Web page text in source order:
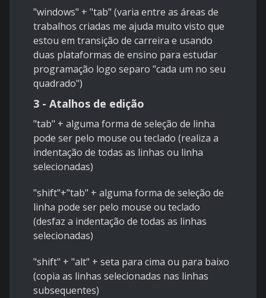
"windows" + "tab" (varia entre as áreas de
trabalhos criadas me ajuda muito visto que
estou em transição de carreira e usando
duas plataformas de ensino para estudar
programação logo separo "cada um no seu
quadrado")
3 - Atalhos de edição
"tab" + alguma forma de seleção de linha
pode ser pelo mouse ou teclado (realiza a
indentação de todas as linhas ou linha
selecionadas)
"shift"+"tab" + alguma forma de seleção de
linha pode ser pelo mouse ou teclado
(desfaz a indentação de todas as linhas
selecionadas)
"shift" + "alt" + seta para cima ou para baixo
(copia as linhas selecionadas nas linhas
subsequentes)